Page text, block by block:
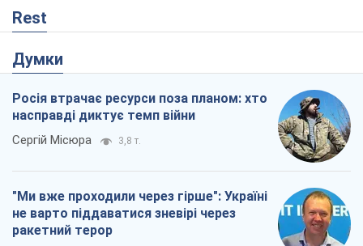
Rest
Думки
Росія втрачає ресурси поза планом: хто
насправді диктує темп війни
Сергій Місюра 3,8 т.
"Ми вже проходили через гірше": Україні
не варто піддаватися зневірі через
ракетний терор